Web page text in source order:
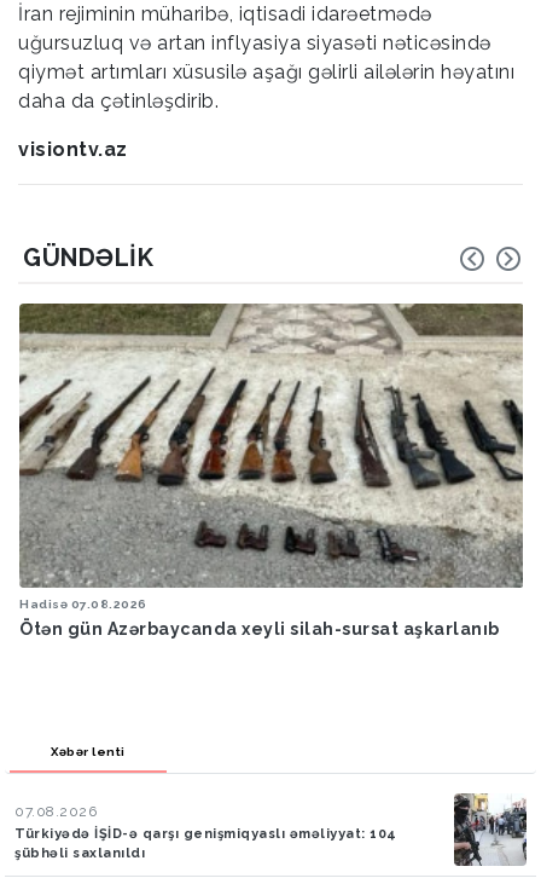
İran rejiminin müharibə, iqtisadi idarəetmədə
uğursuzluq və artan inflyasiya siyasəti nəticəsində
qiymət artımları xüsusilə aşağı gəlirli ailələrin həyatını
daha da çətinləşdirib.
visiontv.az
GÜNDƏLIK
Hadisə 07.08.2026
Ötən gün Azərbaycanda xeyli silah-sursat aşkarlanıb
Xəbər lenti
07.08.2026
Türkiyədə İŞİD-ə qarşı genişmiqyaslı əməliyyat: 104
şübhəli saxlanıldı